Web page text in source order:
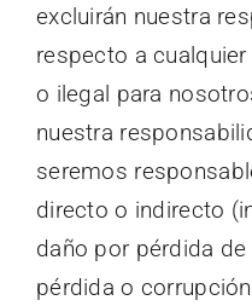
excluirán nuestra
respecto a
o ilegal para
nuestra
seremos
directo o indirecto
daño por pérdida
pérdida o